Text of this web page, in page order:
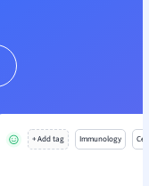
+ Add tag Immunology